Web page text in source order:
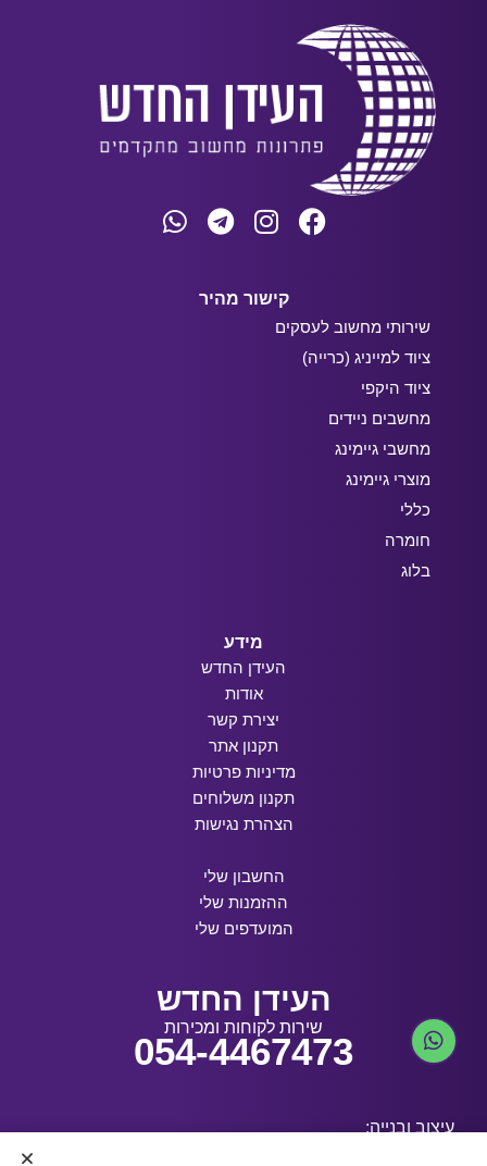
קישור מהיר
שירותי מחשוב לעסקים
ציוד למייניג (כרייה)
ציוד היקפי
מחשבים ניידים
מחשבי גיימינג
מוצרי גיימינג
כללי
חומרה
בלוג
מידע
העידן החדש
אודות
יצירת קשר
תקנון אתר
מדיניות פרטיות
תקנון משלוחים
הצהרת נגישות
החשבון שלי
ההזמנות שלי
המועדפים שלי
העידן החדש
שירות לקוחות ומכירות
054-4467473
עיצוב ובנייה: